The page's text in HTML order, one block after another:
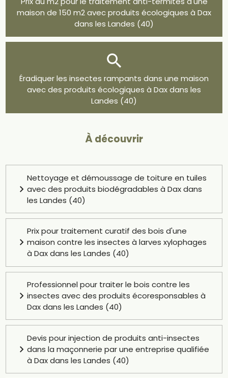
maison de 150 m2 avec produits écologiques à Dax
dans les Landes (40)
Éradiquer les insectes rampants dans une maison
avec des produits écologiques à Dax dans les
Landes (40)
À découvrir
Nettoyage et démoussage de toiture en tuiles
avec des produits biodégradables à Dax dans
les Landes (40)
Prix pour traitement curatif des bois d'une
maison contre les insectes à larves xylophages
à Dax dans les Landes (40)
Professionnel pour traiter le bois contre les
insectes avec des produits écoresponsables à
Dax dans les Landes (40)
Devis pour injection de produits anti-insectes
dans la maçonnerie par une entreprise qualifiée
à Dax dans les Landes (40)